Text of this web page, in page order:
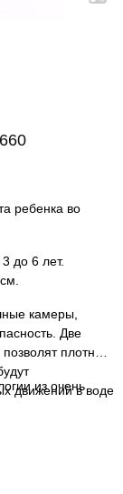
ребенка во
до 6 лет.
камеры,
Две
плотно
движений в воде
из очень